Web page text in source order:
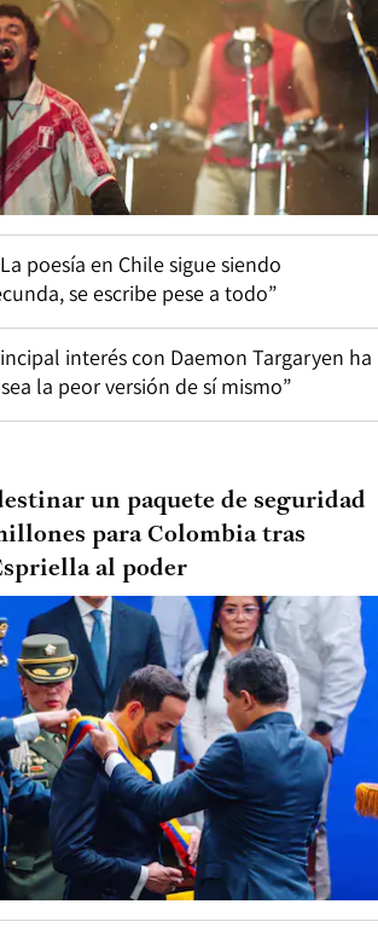
poesía en Chile sigue siendo
se escribe pese a todo”
interés con Daemon Targaryen ha
la peor versión de sí mismo”
un paquete de seguridad
para Colombia tras
al poder